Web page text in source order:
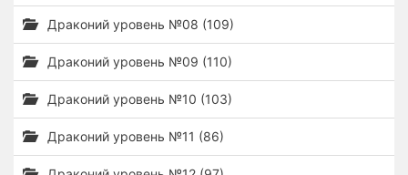
Драконий уровень №08 (109)
Драконий уровень №09 (110)
Драконий уровень №10 (103)
Драконий уровень №11 (86)